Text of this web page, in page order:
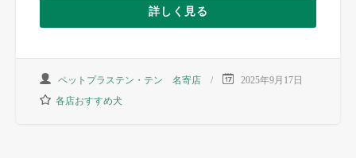
詳しく見る
ペットプラステン・テン 名寄店
2025年9月17日
各店おすすめ犬